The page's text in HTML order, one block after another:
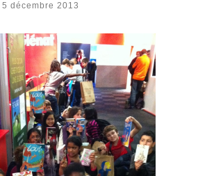
5 décembre 2013